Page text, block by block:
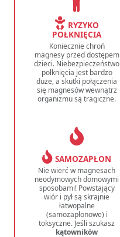
RYZYKO
POŁKNIĘCIA
Koniecznie chroń
magnesy przed dostępem
dzieci. Niebezpieczeństwo
połknięcia jest bardzo
duże, a skutki połączenia
się magnesów wewnątrz
organizmu są tragiczne.
SAMOZAPŁON
Nie wierć w magnesach
neodymowych domowymi
sposobami! Powstający
wiór i pył są skrajnie
łatwopalne
(samozapłonowe) i
toksyczne. Jeśli szukasz
kątowników